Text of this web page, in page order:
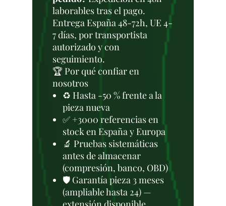
laborables tras el pago.
Entrega España 48-72h, UE 4-
7 días, por transportista
autorizado y con
seguimiento.
🏆 Por qué confiar en
nosotros
♻️ Hasta -50 % frente a la
pieza nueva
✅ +3000 referencias en
stock en España y Europa
🔬 Pruebas sistemáticas
antes de almacenar
(compresión, banco, OBD)
🛡️ Garantía pieza 3 meses
(ampliable hasta 24) —